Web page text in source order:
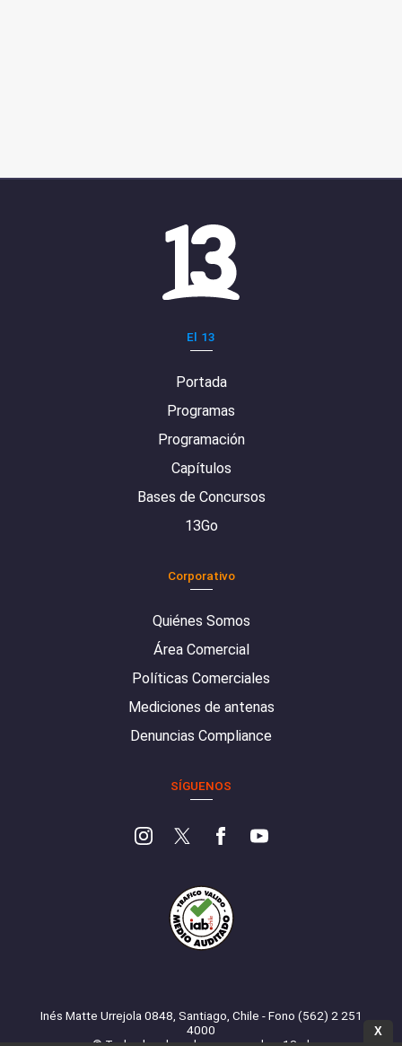
El 13
Portada
Programas
Programación
Capítulos
Bases de Concursos
13Go
Corporativo
Quiénes Somos
Área Comercial
Políticas Comerciales
Mediciones de antenas
Denuncias Compliance
SÍGUENOS
Inés Matte Urrejola 0848, Santiago, Chile - Fono (562) 2 251
4000
X